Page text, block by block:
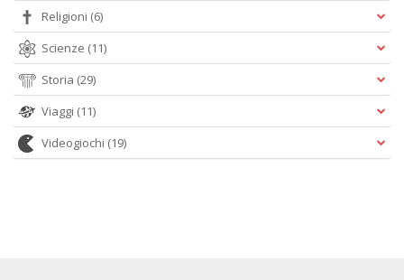
Religioni (6)
Scienze (11)
Storia (29)
Viaggi (11)
Videogiochi (19)